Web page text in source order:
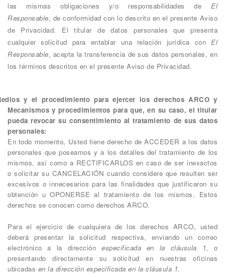
las mismas obligaciones y/o responsabilidades de El
Responsable, de conformidad con lo descrito en el presente Aviso
de Privacidad. El titular de datos personales que presenta
cualquier solicitud para entablar una relación jurídica con El
Responsable, acepta la transferencia de sus datos personales, en
los términos descritos en el presente Aviso de Privacidad.
y el procedimiento para ejercer los derechos ARCO y
Mecanismos y procedimientos para que, en su caso, el titular
pueda revocar su consentimiento al tratamiento de sus datos
personales:
En todo momento, Usted tiene derecho de ACCEDER a los datos
personales que poseamos y a los detalles del tratamiento de los
mismos, así como a RECTIFICARLOS en caso de ser inexactos
o solicitar su CANCELACIÓN cuando considere que resulten ser
excesivos o innecesarios para las finalidades que justificaron su
obtención u OPONERSE al tratamiento de los mismos. Estos
derechos se conocen como derechos ARCO.
Para el ejercicio de cualquiera de los derechos ARCO, usted
deberá presentar la solicitud respectiva, enviando un correo
electrónico a la dirección especificada en la cláusula 1, o
presentando directamente su solicitud en nuestras oficinas
ubicadas en la dirección especificada en la cláusula 1.